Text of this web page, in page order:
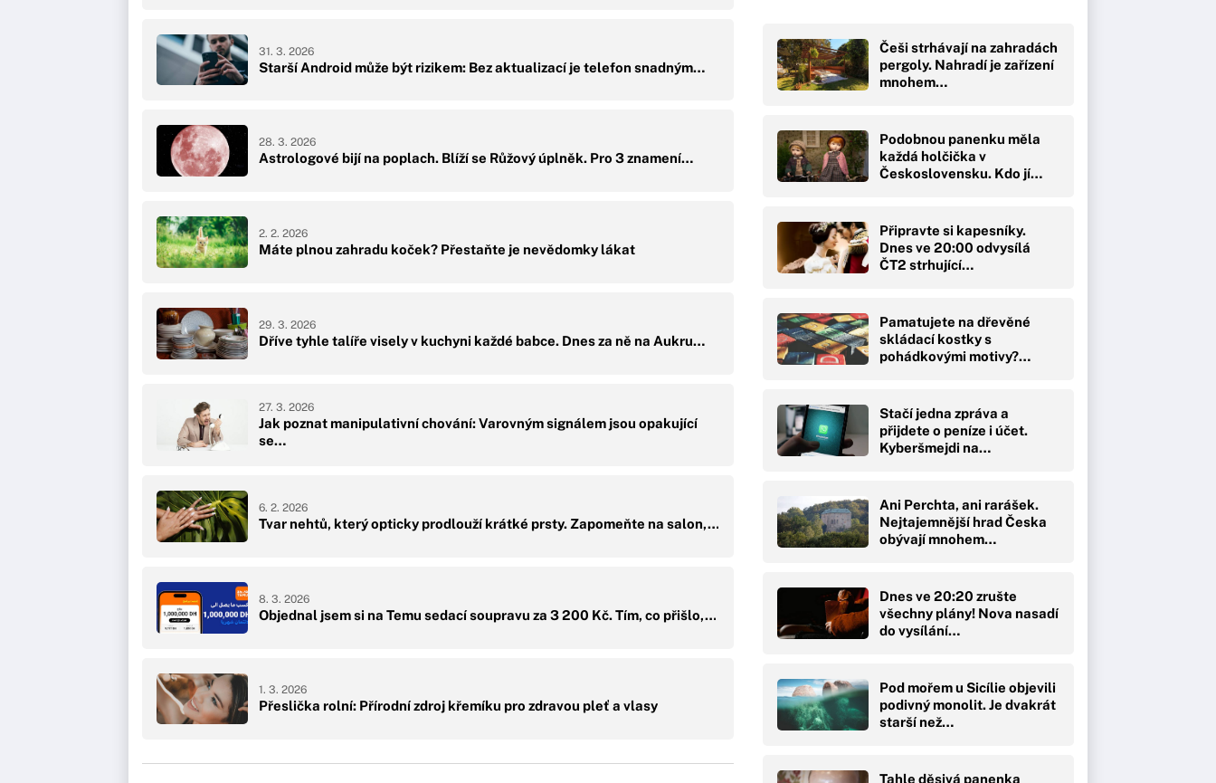
Starší Android může být rizikem: Bez aktualizací je telefon snadným…
31. 3. 2026
Astrologové bijí na poplach. Blíží se Růžový úplněk. Pro 3 znamení…
28. 3. 2026
Máte plnou zahradu koček? Přestaňte je nevědomky lákat
2. 2. 2026
Dříve tyhle talíře visely v kuchyni každé babce. Dnes za ně na Aukru…
29. 3. 2026
Jak poznat manipulativní chování: Varovným signálem jsou opakující
se…
27. 3. 2026
Tvar nehtů, který opticky prodlouží krátké prsty. Zapomeňte na salon,…
6. 2. 2026
Objednal jsem si na Temu sedací soupravu za 3 200 Kč. Tím, co přišlo,…
8. 3. 2026
Přeslička rolní: Přírodní zdroj křemíku pro zdravou pleť a vlasy
1. 3. 2026
Češi strhávají na zahradách
pergoly. Nahradí je zařízení
mnohem…
Podobnou panenku měla
každá holčička v
Československu. Kdo jí…
Připravte si kapesníky.
Dnes ve 20:00 odvysílá
ČT2 strhující…
Pamatujete na dřevěné
skládací kostky s
pohádkovými motivy?…
Stačí jedna zpráva a
přijdete o peníze i účet.
Kyberšmejdi na…
Ani Perchta, ani rarášek.
Nejtajemnější hrad Česka
obývají mnohem…
Dnes ve 20:20 zrušte
všechny plány! Nova nasadí
do vysílání…
Pod mořem u Sicílie objevili
podivný monolit. Je dvakrát
starší než…
Tahle děsivá panenka